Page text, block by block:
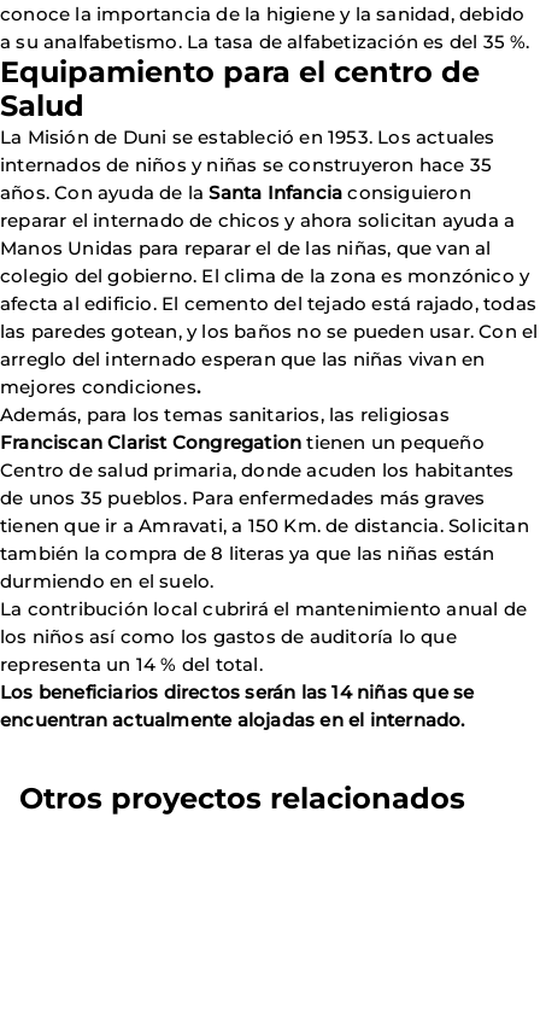
conoce la importancia de la higiene y la sanidad, debido
a su analfabetismo. La tasa de alfabetización es del 35 %.
Equipamiento para el centro de
Salud
La Misión de Duni se estableció en 1953. Los actuales
internados de niños y niñas se construyeron hace 35
años. Con ayuda de laSanta Infancia consiguieron
reparar el internado de chicos y ahora solicitan ayuda a
Manos Unidas para reparar el de las niñas, que van al
colegio del gobierno. El clima de la zona es monzónico y
afecta al edificio. El cemento del tejado está rajado, todas
las paredes gotean, y los baños no se pueden usar. Con el
arreglo del internado esperan que las niñas vivan en
mejores condiciones.
Además, para los temas sanitarios, las religiosas
Franciscan Clarist Congregation tienen un pequeño
Centro de salud primaria, donde acuden los habitantes
de unos 35 pueblos. Para enfermedades más graves
tienen que ir a Amravati, a 150 Km. de distancia. Solicitan
también la compra de 8 literas ya que las niñas están
durmiendo en el suelo.
La contribución local cubrirá el mantenimiento anual de
los niños así como los gastos de auditoría lo que
representa un 14 % del total.
Los beneficiarios directos serán las 14 niñas que se
encuentran actualmente alojadas en el internado.
Otros proyectos relacionados